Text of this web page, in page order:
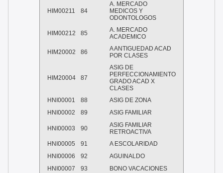
HIM00211 84
A. MERCADO
MEDICOS Y
ODONTOLOGOS
HIM00212 85
A. MERCADO
ACADEMICO
HIM20002 86
A ANTIGUEDAD ACAD
POR CLASES
HIM20004 87
ASIG DE
PERFECCIONAMIENTO
GRADO ACAD X
CLASES
HNI00001
88
ASIG DE ZONA
HNI00002
89 ASIG FAMILIAR
HNI00003 90
ASIG FAMILIAR
RETROACTIVA
HNI00005
91
A ESCOLARIDAD
HNI00006
92
AGUINALDO
HNI00007
93 BONO VACACIONES